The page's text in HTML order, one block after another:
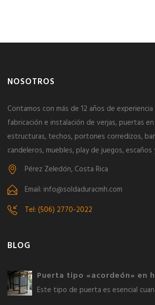
NOSOTROS
Contamos con más de 12 años de
fabricación e instalación de verjas, puertas
estructuras, techos, portones corredizos,
candeleros, muebles, play de juegos, escaños
Pérez Zeledón, Costa Rica
Email: info@soldaduracmh.com
Tel: (506) 2770-2022
BLOG
Puerta tipo «acordeón» en
Este tipo de puerta es esencial